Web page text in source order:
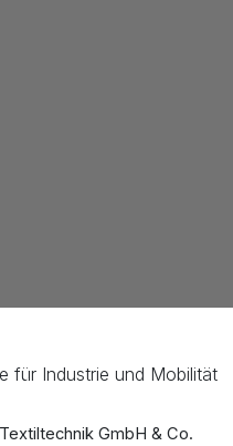
für Industrie und Mobilität
GmbH & Co.